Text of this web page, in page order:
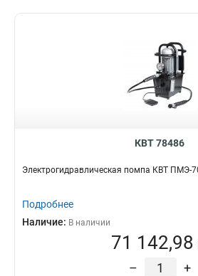
КВТ 78486
Электрогидравлическая помпа КВТ ПМЭ-
Подробнее
Наличие: В наличии
71 142,98
– +